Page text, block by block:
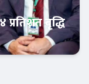
प्रतिशत बृद्धि